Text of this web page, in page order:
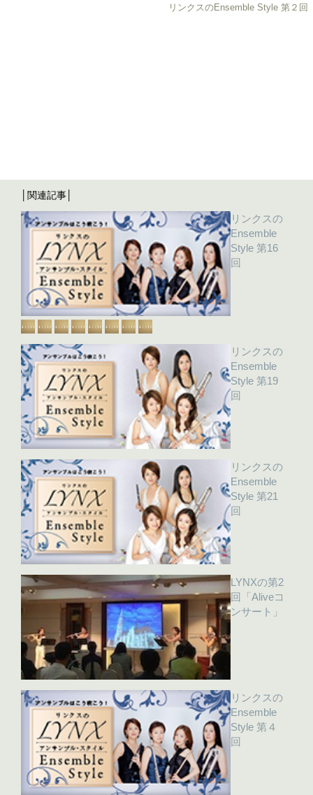
リンクスのEnsemble Style 第２回
│関連記事│
リンクスの
Ensemble
Style 第16
回
リンクスの
Ensemble
Style 第19
回
リンクスの
Ensemble
Style 第21
回
LYNXの第2
回「Aliveコ
ンサート」
リンクスの
Ensemble
Style 第４
回